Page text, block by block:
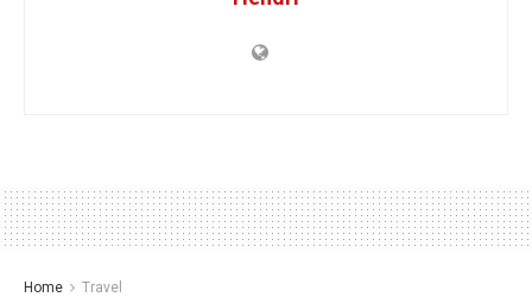
Home Travel